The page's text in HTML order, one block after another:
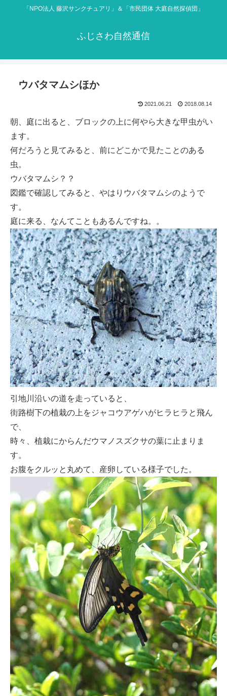
「NPO法人 藤沢サンクチュアリ」＆「市民団体 大庭自然探偵団」
ふじさわ自然通信
ウバタマムシほか
2021.06.21 2018.08.14
朝、庭に出ると、ブロックの上に何やら大きな甲虫がい
ます。
何だろうと見てみると、前にどこかで見たことのある
虫。
ウバタマムシ？？
図鑑で確認してみると、やはりウバタマムシのようで
す。
庭に来る、なんてこともあるんですね。。
引地川沿いの道を走っていると、
街路樹下の植栽の上をジャコウアゲハがヒラヒラと飛ん
で、
時々、植栽にからんだウマノスズクサの葉に止まりま
す。
お腹をクルッと丸めて、産卵している様子でした。